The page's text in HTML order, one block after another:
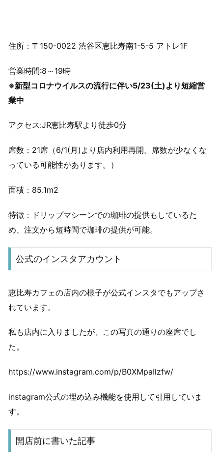
住所：〒150-0022 渋谷区恵比寿南1-5-5 アトレ1F
営業時間:8～19時
※新型コロナウイルスの流行に伴い5/23(土)より短縮営
業中
アクセス:JR恵比寿駅より徒歩0分
席数：21席（6/1(月)より店内利用再開。席数が少なくな
っている可能性があります。）
面積：85.1m2
特徴：ドリップマシーンでの珈琲の提供もしているた
め、注文から短時間で珈琲の提供が可能。
公式のインスタアカウント
恵比寿カフェの店内の様子が公式インスタでもアップさ
れています。
私も店内に入りましたが、この写真の通りの座席でし
た。
https://www.instagram.com/p/B0XMpaIlzfw/
instagram公式の埋め込み機能を使用して引用していま
す。
開店前に書いた記事